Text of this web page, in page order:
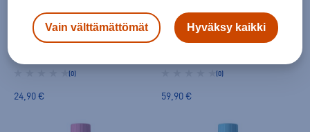
Vauhti
(0)
24,90 €
Vauhti
(0)
59,90 €
Vain välttämättömät Hyväksy kaikki